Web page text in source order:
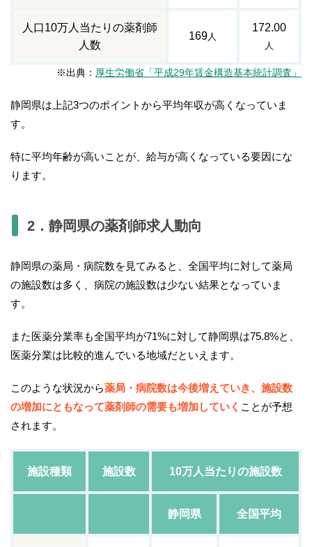
人口10万人当たりの薬剤師
人数
169人
172.00
人
※出典： 厚生労働省「平成29年賃金構造基本統計調査」
静岡県は上記3つのポイントから平均年収が高くなっていま
す。
特に平均年齢が高いことが、給与が高くなっている要因にな
ります。
2．静岡県の薬剤師求人動向
静岡県の薬局・病院数を見てみると、全国平均に対して薬局
の施設数は多く、病院の施設数は少ない結果となっていま
す。
また医薬分業率も全国平均が71%に対して静岡県は75.8%と、
医薬分業は比較的進んでいる地域だといえます。
このような状況から薬局・病院数は今後増えていき、施設数
の増加にともなって薬剤師の需要も増加していく ことが予想
されます。
施設種類 施設数 10万人当たりの施設数
静岡県 全国平均